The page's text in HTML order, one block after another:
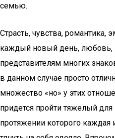
семью.
Страсть, чувства,
каждый новый день, любовь,
представителям многих
в данном случае просто
множество «но» у этих
придется пройти тяжелый для
протяжении которого каждая